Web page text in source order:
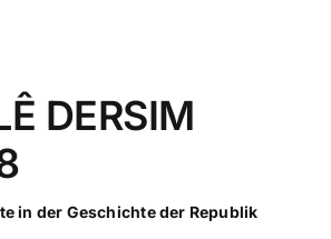
DERSIM
in der Geschichte der Republik